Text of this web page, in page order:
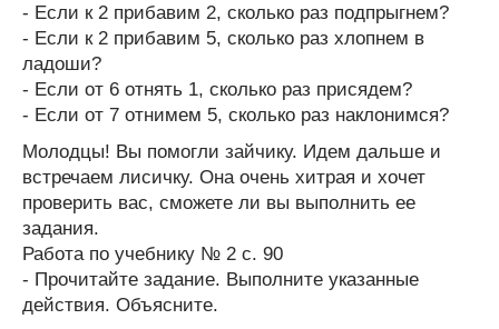
- Если к 2 прибавим 2, сколько раз подпрыгнем?
- Если к 2 прибавим 5, сколько раз хлопнем в
ладоши?
- Если от 6 отнять 1, сколько раз присядем?
- Если от 7 отнимем 5, сколько раз наклонимся?
Молодцы! Вы помогли зайчику. Идем дальше и
встречаем лисичку. Она очень хитрая и хочет
проверить вас, сможете ли вы выполнить ее
задания.
Работа по учебнику № 2 с. 90
- Прочитайте задание. Выполните указанные
действия. Объясните.